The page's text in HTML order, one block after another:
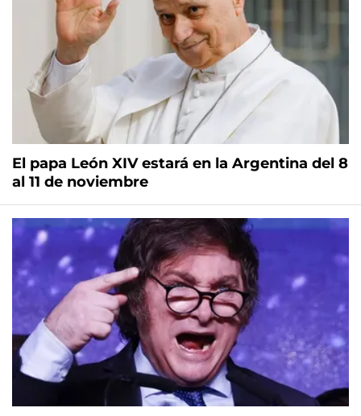
El papa León XIV estará en la Argentina del 8
al 11 de noviembre